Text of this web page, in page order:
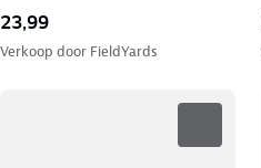
23,99
Verkoop door FieldYards